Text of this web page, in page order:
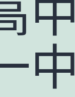
中
中